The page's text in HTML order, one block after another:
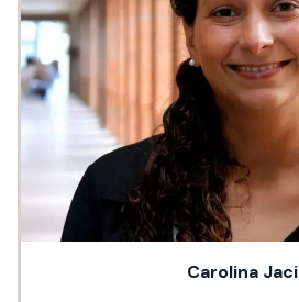
Carolina